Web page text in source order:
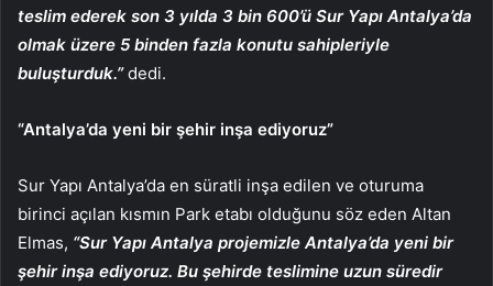
teslim ederek son 3 yılda 3 bin 600’ü Sur Yapı Antalya’da
olmak üzere 5 binden fazla konutu sahipleriyle
buluşturduk.”dedi.
“Antalya’da yeni bir şehir inşa ediyoruz”
Sur Yapı Antalya’da en süratli inşa edilen ve oturuma
birinci açılan kısmın Park etabı olduğunu söz eden Altan
Elmas, “Sur Yapı Antalya projemizle Antalya’da yeni bir
şehir inşa ediyoruz. Bu şehirde teslimine uzun süredir